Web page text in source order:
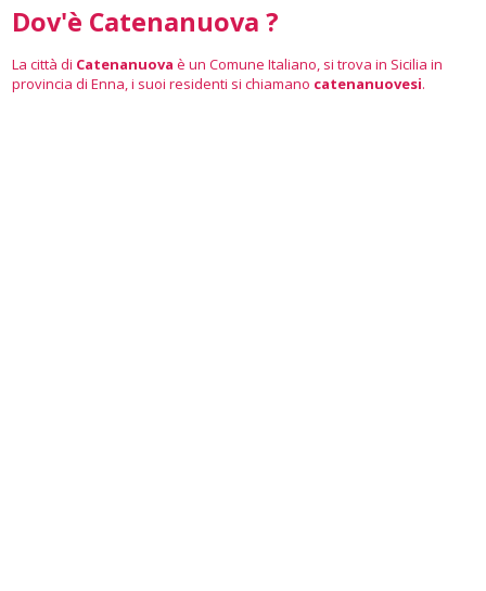
Dov'è Catenanuova ?
La città di Catenanuova è un Comune Italiano, si trova in Sicilia in
provincia di Enna, i suoi residenti si chiamano catenanuovesi.